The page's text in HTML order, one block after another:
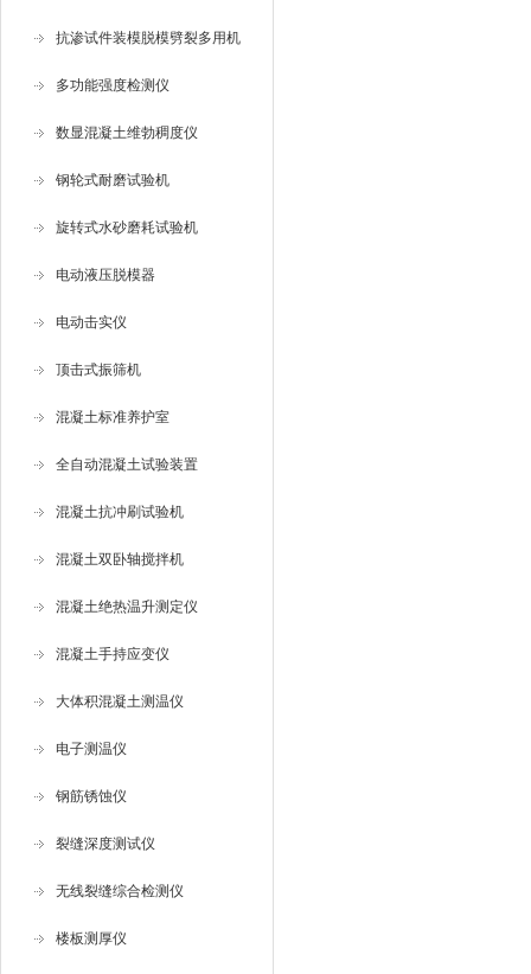
抗渗试件装模脱模劈裂多用机
多功能强度检测仪
数显混凝土维勃稠度仪
钢轮式耐磨试验机
旋转式水砂磨耗试验机
电动液压脱模器
电动击实仪
顶击式振筛机
混凝土标准养护室
全自动混凝土试验装置
混凝土抗冲刷试验机
混凝土双卧轴搅拌机
混凝土绝热温升测定仪
混凝土手持应变仪
大体积混凝土测温仪
电子测温仪
钢筋锈蚀仪
裂缝深度测试仪
无线裂缝综合检测仪
楼板测厚仪